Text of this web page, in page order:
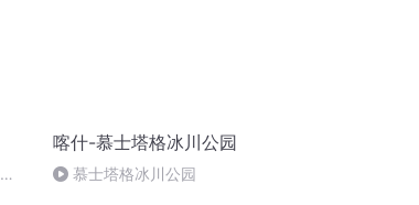
喀什-慕士塔格冰川公园
慕士塔格冰川公园